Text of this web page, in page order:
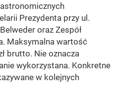
Prezydenta przy ul.
oraz Zespół
Maksymalna wartość
brutto. Nie oznacza
wykorzystana. Konkretne
w kolejnych